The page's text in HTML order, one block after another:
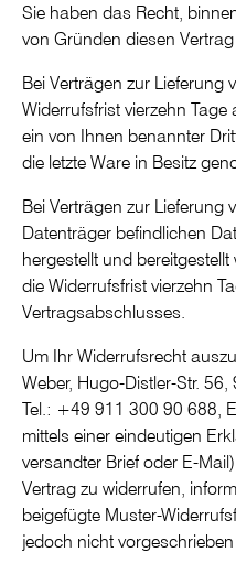
Sie haben das Recht,
von Gründen diesen
Bei Verträgen zur Lieferung
Widerrufsfrist vierzehn
ein von Ihnen benannter
die letzte Ware in Besitz
Bei Verträgen zur Lieferung
Datenträger befindlichen
hergestellt und
die Widerrufsfrist vierzehn
Vertragsabschlusses.
Um Ihr Widerrufsrecht
Weber, Hugo-Distler-Str.
Tel.: +49 911 300 90 688,
mittels einer eindeutigen
versandter Brief oder E-
Vertrag zu widerrufen,
beigefügte Muster-
jedoch nicht vorgeschrieben